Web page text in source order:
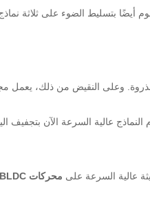
وعلى النقيض من ذلك، يعمل
عالية السرعة على